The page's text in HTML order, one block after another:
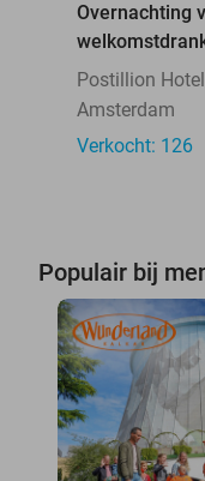
Overnachting
of Spa Weesp
Postillion
Amsterdam
Verkocht: 126
Populair bij